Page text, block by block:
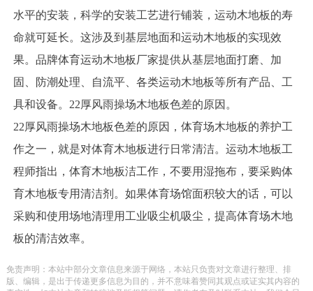
水平的安装，科学的安装工艺进行铺装，运动木地板的寿
命就可延长。这涉及到基层地面和运动木地板的实现效
果。品牌体育运动木地板厂家提供从基层地面打磨、加
固、防潮处理、自流平、各类运动木地板等所有产品、工
具和设备。22厚风雨操场木地板色差的原因。
22厚风雨操场木地板色差的原因，体育场木地板的养护工
作之一，就是对体育木地板进行日常清洁。运动木地板工
程师指出，体育木地板洁工作，不要用湿拖布，要采购体
育木地板专用清洁剂。如果体育场馆面积较大的话，可以
采购和使用场地清理用工业吸尘机吸尘，提高体育场木地
板的清洁效率。
免责声明：本站中部分文章信息来源于网络，本站只负责对文章进行整理、排
版、编辑，是出于传递更多信息为目的，并不意味着赞同其观点或证实其内容的